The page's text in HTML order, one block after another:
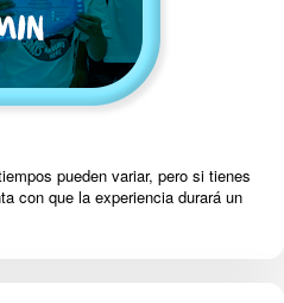
pueden variar, pero si tienes
con que la experiencia durará un